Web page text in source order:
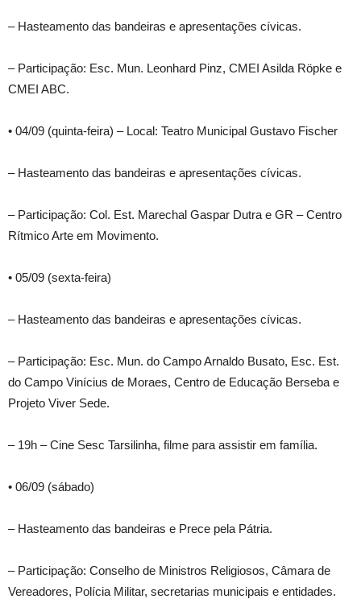
– Hasteamento das bandeiras e apresentações cívicas.
– Participação: Esc. Mun. Leonhard Pinz, CMEI Asilda Röpke e
CMEI ABC.
• 04/09 (quinta-feira) – Local: Teatro Municipal Gustavo Fischer
– Hasteamento das bandeiras e apresentações cívicas.
– Participação: Col. Est. Marechal Gaspar Dutra e GR – Centro
Rítmico Arte em Movimento.
• 05/09 (sexta-feira)
– Hasteamento das bandeiras e apresentações cívicas.
– Participação: Esc. Mun. do Campo Arnaldo Busato, Esc. Est.
do Campo Vinícius de Moraes, Centro de Educação Berseba e
Projeto Viver Sede.
– 19h – Cine Sesc Tarsilinha, filme para assistir em família.
• 06/09 (sábado)
– Hasteamento das bandeiras e Prece pela Pátria.
– Participação: Conselho de Ministros Religiosos, Câmara de
Vereadores, Polícia Militar, secretarias municipais e entidades.